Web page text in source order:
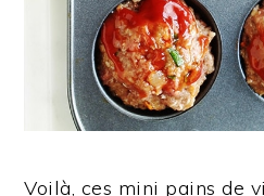
Voilà, ces mini pains de